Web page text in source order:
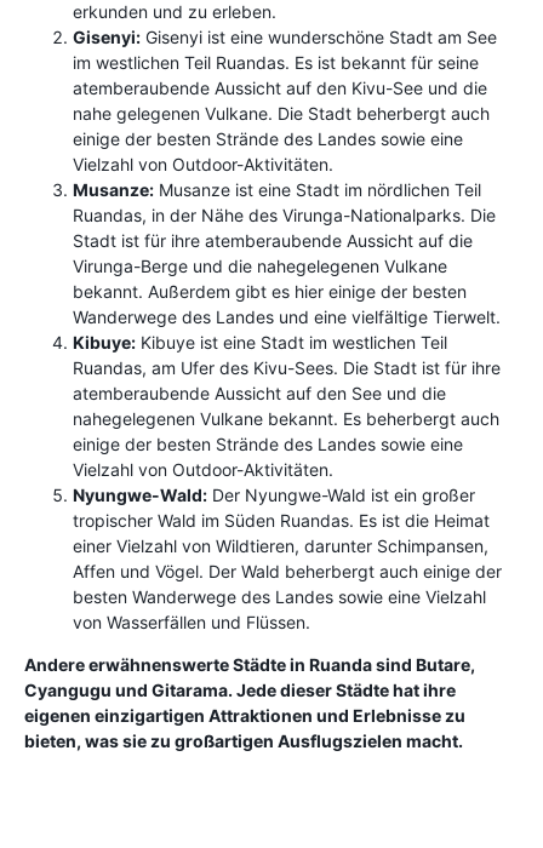
erkunden und zu erleben.
Gisenyi: Gisenyi ist eine wunderschöne Stadt am See
im westlichen Teil Ruandas. Es ist bekannt für seine
atemberaubende Aussicht auf den Kivu-See und die
nahe gelegenen Vulkane. Die Stadt beherbergt auch
einige der besten Strände des Landes sowie eine
Vielzahl von Outdoor-Aktivitäten.
Musanze: Musanze ist eine Stadt im nördlichen Teil
Ruandas, in der Nähe des Virunga-Nationalparks. Die
Stadt ist für ihre atemberaubende Aussicht auf die
Virunga-Berge und die nahegelegenen Vulkane
bekannt. Außerdem gibt es hier einige der besten
Wanderwege des Landes und eine vielfältige Tierwelt.
Kibuye: Kibuye ist eine Stadt im westlichen Teil
Ruandas, am Ufer des Kivu-Sees. Die Stadt ist für ihre
atemberaubende Aussicht auf den See und die
nahegelegenen Vulkane bekannt. Es beherbergt auch
einige der besten Strände des Landes sowie eine
Vielzahl von Outdoor-Aktivitäten.
Nyungwe-Wald: Der Nyungwe-Wald ist ein großer
tropischer Wald im Süden Ruandas. Es ist die Heimat
einer Vielzahl von Wildtieren, darunter Schimpansen,
Affen und Vögel. Der Wald beherbergt auch einige der
besten Wanderwege des Landes sowie eine Vielzahl
von Wasserfällen und Flüssen.
Andere erwähnenswerte Städte in Ruanda sind Butare,
Cyangugu und Gitarama. Jede dieser Städte hat ihre
eigenen einzigartigen Attraktionen und Erlebnisse zu
bieten, was sie zu großartigen Ausflugszielen macht.